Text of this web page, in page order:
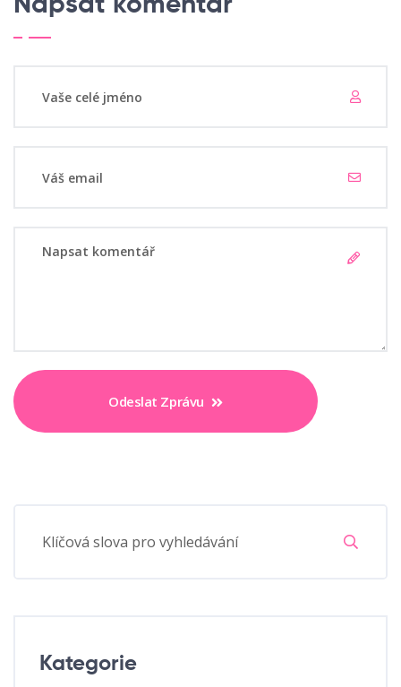
Napsat komentář
Odeslat Zprávu
Kategorie